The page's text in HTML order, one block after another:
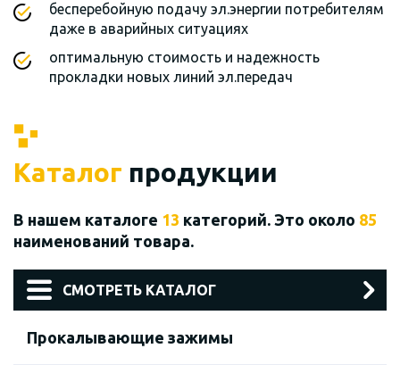
бесперебойную подачу эл.энергии потребителям
даже в аварийных ситуациях
оптимальную стоимость и надежность
прокладки новых линий эл.передач
Каталог продукции
В нашем каталоге 13 категорий. Это около 85
наименований товара.
СМОТРЕТЬ КАТАЛОГ
Прокалывающие зажимы